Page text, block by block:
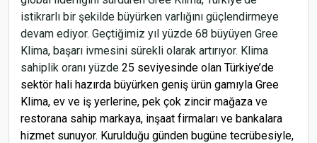
istikrarlı bir şekilde büyürken varlığını güçlendirmeye
devam ediyor. Geçtiğimiz yıl yüzde 68 büyüyen Gree
Klima, başarı ivmesini sürekli olarak artırıyor. Klima
sahiplik oranı yüzde 25 seviyesinde olan Türkiye’de
sektör hali hazırda büyürken geniş ürün gamıyla Gree
Klima, ev ve iş yerlerine, pek çok zincir mağaza ve
restorana sahip markaya, inşaat firmaları ve bankalara
hizmet sunuyor. Kurulduğu günden bugüne tecrübesiyle,